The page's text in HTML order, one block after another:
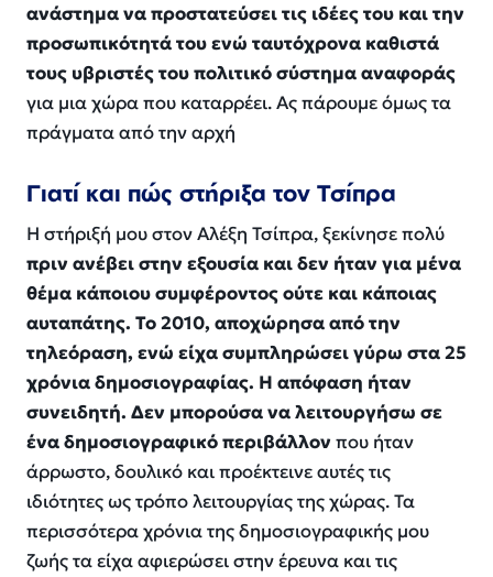
ανάστημα να προστατεύσει τις ιδέες του και την
προσωπικότητά του ενώ ταυτόχρονα καθιστά
τους υβριστές του πολιτικό σύστημα αναφοράς
για μια χώρα που καταρρέει. Ας πάρουμε όμως τα
πράγματα από την αρχή
Γιατί και πώς στήριξα τον Τσίπρα
Η στήριξή μου στον Αλέξη Τσίπρα, ξεκίνησε πολύ
πριν ανέβει στην εξουσία και δεν ήταν για μένα
θέμα κάποιου συμφέροντος ούτε και κάποιας
αυταπάτης. Το 2010, αποχώρησα από την
τηλεόραση, ενώ είχα συμπληρώσει γύρω στα 25
χρόνια δημοσιογραφίας. Η απόφαση ήταν
συνειδητή. Δεν μπορούσα να λειτουργήσω σε
ένα δημοσιογραφικό περιβάλλονπου ήταν
άρρωστο, δουλικό και προέκτεινε αυτές τις
ιδιότητες ως τρόπο λειτουργίας της χώρας. Τα
περισσότερα χρόνια της δημοσιογραφικής μου
ζωής τα είχα αφιερώσει στην έρευνα και τις